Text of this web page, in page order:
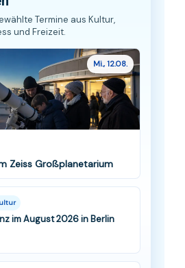
Termine aus Kultur,
und Freizeit.
Mi., 12.08.
Zeiss Großplanetarium
im August 2026 in Berlin